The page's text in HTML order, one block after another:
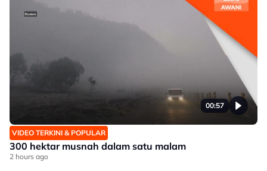
00:57
VIDEO TERKINI & POPULAR
300 hektar musnah dalam satu malam
2 hours ago